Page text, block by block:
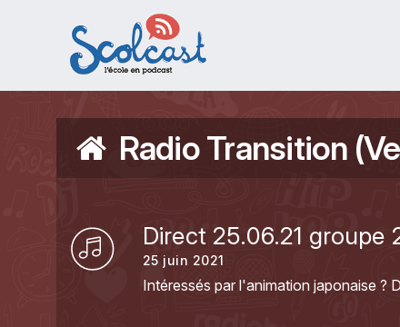
Aller au contenu principal
Radio Transition
Direct 25.06.21 groupe
25 juin 2021
Intéressés par l'animation japonaise ?